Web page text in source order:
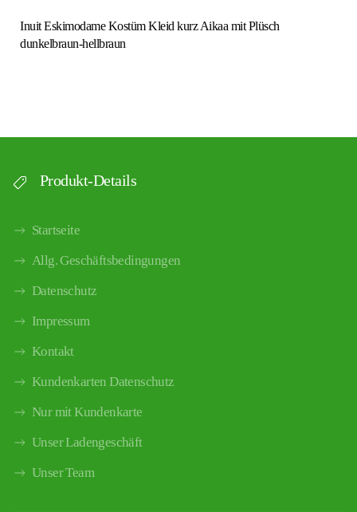
Inuit Eskimodame Kostüm Kleid kurz Aikaa mit Plüsch
dunkelbraun-hellbraun
Produkt-Details
Startseite
Allg. Geschäftsbedingungen
Datenschutz
Impressum
Kontakt
Kundenkarten Datenschutz
Nur mit Kundenkarte
Unser Ladengeschäft
Unser Team